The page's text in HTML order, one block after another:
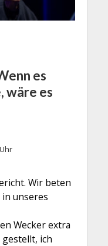
es
wäre es
Wir beten
in unseres
Wecker extra
ich